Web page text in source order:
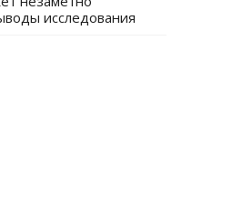
исследования